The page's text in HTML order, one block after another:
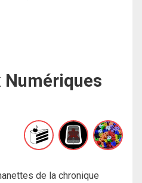
Numériques
de la chronique